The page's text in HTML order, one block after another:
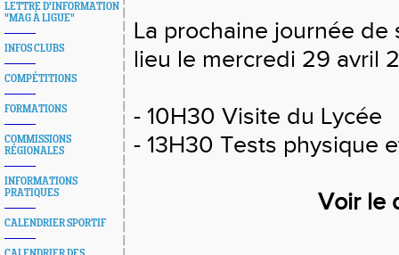
LETTRE D'INFORMATION
"MAG À LIGUE"
INFOS CLUBS
COMPÉTITIONS
FORMATIONS
COMMISSIONS
RÉGIONALES
INFORMATIONS
PRATIQUES
CALENDRIER SPORTIF
La prochaine journée
lieu le mercredi 29 avril
- 10H30 Visite du Lycée
- 13H30 Tests physique
Voir le